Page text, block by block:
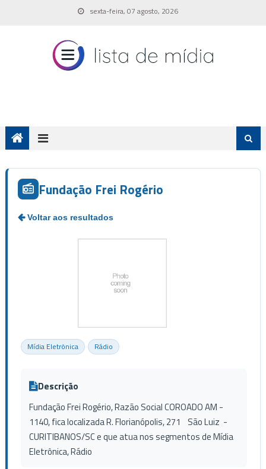
sexta-feira, 07 agosto, 2026
Fundação Frei Rogério
Mídia Eletrônica Rádio
Descrição
Fundação Frei Rogério, Razão Social COROADO AM -
1140, fica localizada R. Florianópolis, 271 São Luiz -
CURITIBANOS/SC e que atua nos segmentos de Mídia
Eletrônica, Rádio